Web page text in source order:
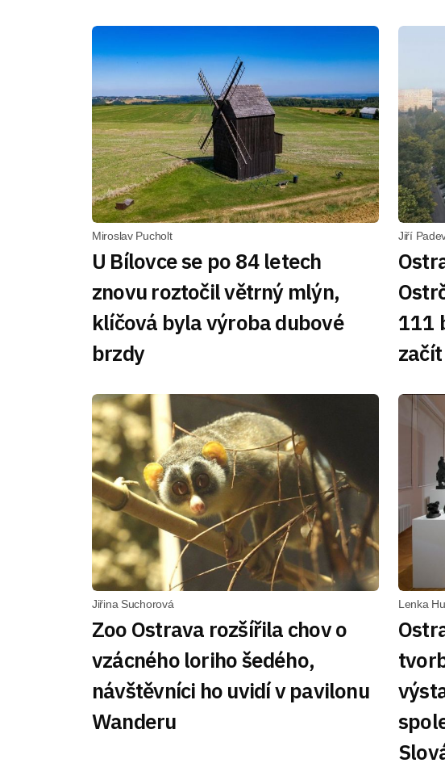
Miroslav Pucholt
U Bílovce se po 84 letech
znovu roztočil větrný mlýn,
klíčová byla výroba dubové
brzdy
Jiří
111
Jiřina Suchorová
Zoo Ostrava rozšířila chov o
vzácného loriho šedého,
návštěvníci ho uvidí v pavilonu
Wanderu
Lenka